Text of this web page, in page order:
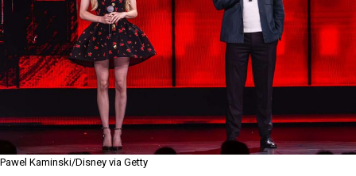
Pawel Kaminski/Disney via Getty